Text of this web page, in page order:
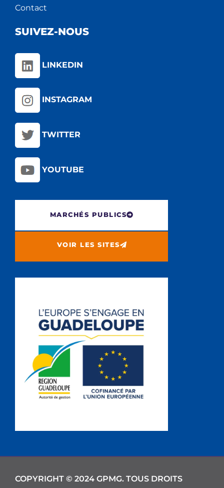
Contact
SUIVEZ-NOUS
LINKEDIN
INSTAGRAM
TWITTER
YOUTUBE
MARCHÉS PUBLICS
VOIR LES SITES
COPYRIGHT © 2024 GPMG. TOUS DROITS